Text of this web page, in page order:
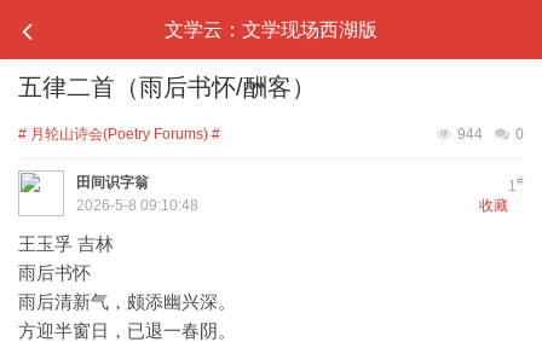
文学云：文学现场西湖版
五律二首（雨后书怀/酬客）
# 月轮山诗会(Poetry Forums) # 0
944
1#
田间识字翁
收藏
2026-5-8 09:10:48
王玉孚 吉林
雨后书怀
雨后清新气，颇添幽兴深。
方迎半窗日，已退一春阴。